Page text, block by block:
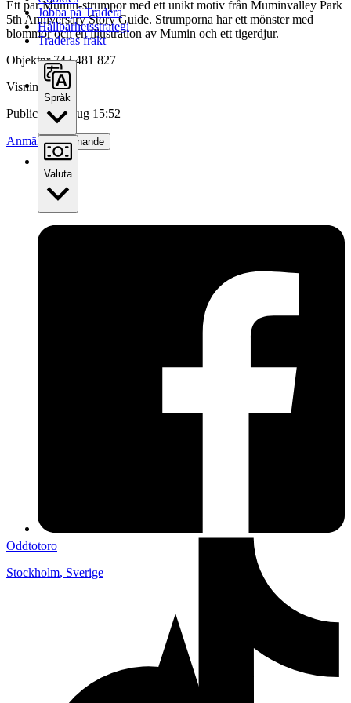
Ett par Mumin-strumpor med ett unikt motiv från Muminvalley Park
5th Anniversary Story Guide. Strumporna har ett mönster med
blommor och en illustration av Mumin och ett tigerdjur.
Objektnr 743 481 827
Visningar 20
Publicerad 3 aug 15:52
Anmäl Sälj liknande
Oddtotoro
Stockholm, Sverige
Jobba på Tradera
Hållbarhetsstrategi
Traderas frakt
Språk
Valuta